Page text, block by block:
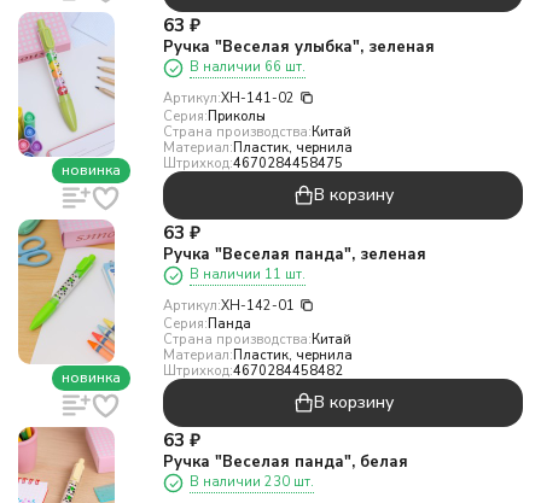
новинка
63 ₽
Ручка "Веселая улыбка", зеленая
В наличии 66 шт.
Артикул:XH-141-02
Серия:Приколы
Страна производства:Китай
Материал:Пластик, чернила
Штрихкод:4670284458475
В корзину
новинка
63 ₽
Ручка "Веселая панда", зеленая
В наличии 11 шт.
Артикул:XH-142-01
Серия:Панда
Страна производства:Китай
Материал:Пластик, чернила
Штрихкод:4670284458482
В корзину
63 ₽
Ручка "Веселая панда", белая
В наличии 230 шт.